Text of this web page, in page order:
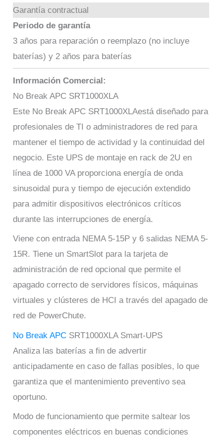
Garantía contractual
Periodo de garantía
3 años para reparación o reemplazo (no incluye
baterías) y 2 años para baterías
Información Comercial:
No Break APC SRT1000XLA
Este No Break APC SRT1000XLAestá diseñado para
profesionales de TI o administradores de red para
mantener el tiempo de actividad y la continuidad del
negocio. Este UPS de montaje en rack de 2U en
línea de 1000 VA proporciona energía de onda
sinusoidal pura y tiempo de ejecución extendido
para admitir dispositivos electrónicos críticos
durante las interrupciones de energía.
Viene con entrada NEMA 5-15P y 6 salidas NEMA 5-
15R. Tiene un SmartSlot para la tarjeta de
administración de red opcional que permite el
apagado correcto de servidores físicos, máquinas
virtuales y clústeres de HCI a través del apagado de
red de PowerChute.
No Break APC SRT1000XLA Smart-UPS
Analiza las baterías a fin de advertir
anticipadamente en caso de fallas posibles, lo que
garantiza que el mantenimiento preventivo sea
oportuno.
Modo de funcionamiento que permite saltear los
componentes eléctricos en buenas condiciones